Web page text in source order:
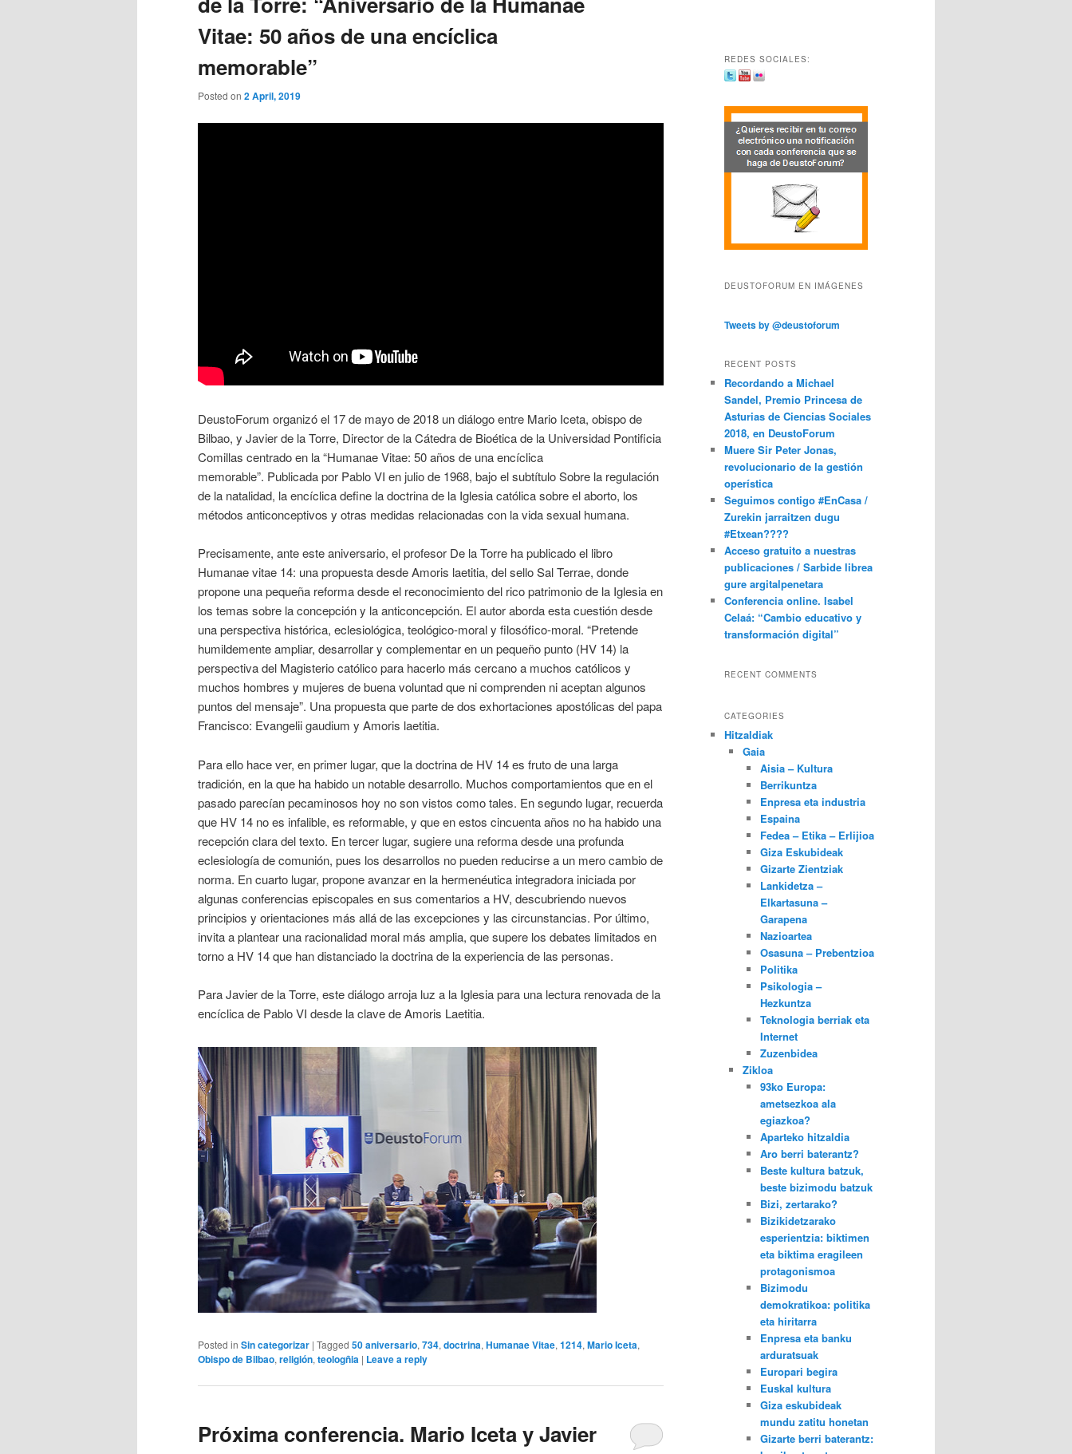
Vitae: 50 años de una encíclica
memorable”
Posted on 2 April, 2019
DeustoForum organizó el 17 de mayo de 2018 un diálogo entre Mario Iceta, obispo de
Bilbao, y Javier de la Torre, Director de la Cátedra de Bioética de la Universidad Pontificia
Comillas centrado en la “Humanae Vitae: 50 años de una encíclica
memorable”. Publicada por Pablo VI en julio de 1968, bajo el subtítulo Sobre la regulación
de la natalidad, la encíclica define la doctrina de la Iglesia católica sobre el aborto, los
métodos anticonceptivos y otras medidas relacionadas con la vida sexual humana.
Precisamente, ante este aniversario, el profesor De la Torre ha publicado el libro
Humanae vitae 14: una propuesta desde Amoris laetitia, del sello Sal Terrae, donde
propone una pequeña reforma desde el reconocimiento del rico patrimonio de la Iglesia en
los temas sobre la concepción y la anticoncepción. El autor aborda esta cuestión desde
una perspectiva histórica, eclesiológica, teológico-moral y filosófico-moral. “Pretende
humildemente ampliar, desarrollar y complementar en un pequeño punto (HV 14) la
perspectiva del Magisterio católico para hacerlo más cercano a muchos católicos y
muchos hombres y mujeres de buena voluntad que ni comprenden ni aceptan algunos
puntos del mensaje”. Una propuesta que parte de dos exhortaciones apostólicas del papa
Francisco: Evangelii gaudium y Amoris laetitia.
Para ello hace ver, en primer lugar, que la doctrina de HV 14 es fruto de una larga
tradición, en la que ha habido un notable desarrollo. Muchos comportamientos que en el
pasado parecían pecaminosos hoy no son vistos como tales. En segundo lugar, recuerda
que HV 14 no es infalible, es reformable, y que en estos cincuenta años no ha habido una
recepción clara del texto. En tercer lugar, sugiere una reforma desde una profunda
eclesiología de comunión, pues los desarrollos no pueden reducirse a un mero cambio de
norma. En cuarto lugar, propone avanzar en la hermenéutica integradora iniciada por
algunas conferencias episcopales en sus comentarios a HV, descubriendo nuevos
principios y orientaciones más allá de las excepciones y las circunstancias. Por último,
invita a plantear una racionalidad moral más amplia, que supere los debates limitados en
torno a HV 14 que han distanciado la doctrina de la experiencia de las personas.
Para Javier de la Torre, este diálogo arroja luz a la Iglesia para una lectura renovada de la
encíclica de Pablo VI desde la clave de Amoris Laetitia.
Posted in Sin categorizar | Tagged 50 aniversario, 734, doctrina, Humanae Vitae, 1214, Mario Iceta,
Obispo de Bilbao, religión, teologñia | Leave a reply
Próxima conferencia. Mario Iceta y Javier
REDES SOCIALES:
DEUSTOFORUM EN IMÁGENES
Tweets by @deustoforum
RECENT POSTS
Recordando a Michael
Sandel, Premio Princesa de
Asturias de Ciencias Sociales
2018, en DeustoForum
Muere Sir Peter Jonas,
revolucionario de la gestión
operística
Seguimos contigo #EnCasa /
Zurekin jarraitzen dugu
#Etxean????
Acceso gratuito a nuestras
publicaciones / Sarbide librea
gure argitalpenetara
Conferencia online. Isabel
Celaá: “Cambio educativo y
transformación digital”
RECENT COMMENTS
CATEGORIES
Hitzaldiak
Gaia
Aisia – Kultura
Berrikuntza
Enpresa eta industria
Espaina
Fedea – Etika – Erlijioa
Giza Eskubideak
Gizarte Zientziak
Lankidetza –
Elkartasuna –
Garapena
Nazioartea
Osasuna – Prebentzioa
Politika
Psikologia –
Hezkuntza
Teknologia berriak eta
Internet
Zuzenbidea
Zikloa
93ko Europa:
ametsezkoa ala
egiazkoa?
Aparteko hitzaldia
Aro berri baterantz?
Beste kultura batzuk,
beste bizimodu batzuk
Bizi, zertarako?
Bizikidetzarako
esperientzia: biktimen
eta biktima eragileen
protagonismoa
Bizimodu
demokratikoa: politika
eta hiritarra
Enpresa eta banku
arduratsuak
Europari begira
Euskal kultura
Giza eskubideak
mundu zatitu honetan
Gizarte berri baterantz: